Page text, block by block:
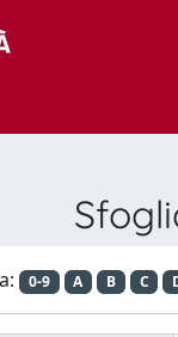
0-9 A B C